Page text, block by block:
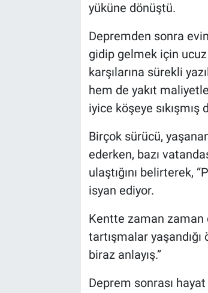
yüküne dönüştü.
Depremden sonra
gidip gelmek için
karşılarına sürekli
hem de yakıt
iyice köşeye sıkışmış
Birçok sürücü,
ederken, bazı
ulaştığını belirterek,
isyan ediyor.
Kentte zaman zaman
tartışmalar
biraz anlayış.”
Deprem sonrası
BİLİM VE TEKNOLOJİ
Şambayat Haber